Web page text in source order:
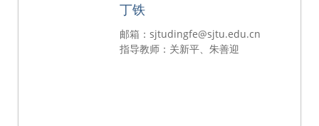
丁铁
邮箱：sjtudingfe@sjtu.edu.cn
指导教师：关新平、朱善迎